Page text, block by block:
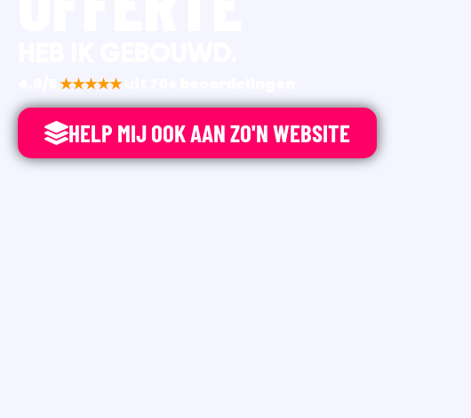
★★★★★
HELP MIJ OOK AAN ZO'N WEBSITE